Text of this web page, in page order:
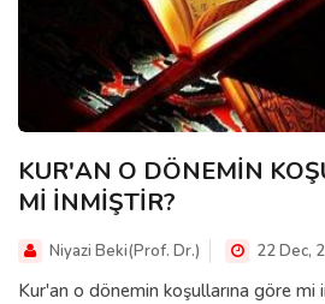
KUR'AN O DÖNEMİN
Mİ İNMİŞTİR?
Niyazi Beki(Prof. Dr.) 22 Dec,
Kur'an o dönemin koşullarına göre mi